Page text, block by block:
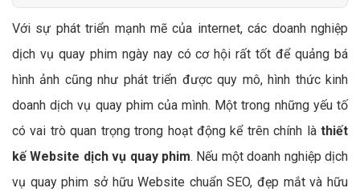
Với sự phát triển mạnh mẽ của internet, các doanh nghiệp
dịch vụ quay phim ngày nay có cơ hội rất tốt để quảng bá
hình ảnh cũng như phát triển được quy mô, hình thức kinh
doanh dịch vụ quay phim của mình. Một trong những yếu tố
có vai trò quan trọng trong hoạt động kể trên chính là thiết
kế Website dịch vụ quay phim. Nếu một doanh nghiệp dịch
vụ quay phim sở hữu Website chuẩn SEO, đẹp mắt và hữu